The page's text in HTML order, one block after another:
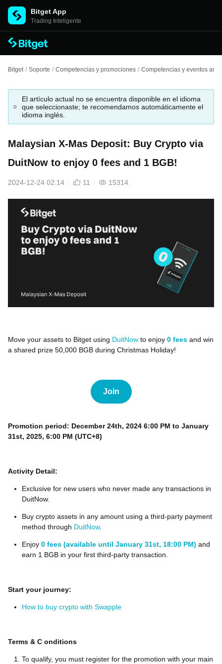
Bitget App
Trading Inteligente
Bitget / Soporte / Competencias y promociones / Competencias y eventos
El artículo actual no se encuentra disponible en el idioma
que seleccionaste; te recomendamos automáticamente el
idioma inglés.
Malaysian X-Mas Deposit: Buy Crypto via
DuitNow to enjoy 0 fees and 1 BGB!
2024-12-24 02:14 11 15314
Move your assets to Bitget using DuitNow to enjoy 0 fees and win
a shared prize 50,000 BGB during Christmas Holiday!
Join
Promotion period: December 24th, 2024 6:00 PM to January
31st, 2025, 6:00 PM (UTC+8)
Activity Detail:
Exclusive for new users who never made any transactions in
DuitNow.
Buy crypto assets in any amount using a third-party payment
method through DuitNow.
Enjoy 0 fees (available until January 31st, 18:00 PM) and
earn 1 BGB in your first third-party transaction.
Start your journey:
How to buy crypto with Swapple
Terms & C onditions
To qualify, you must register for the promotion with your main